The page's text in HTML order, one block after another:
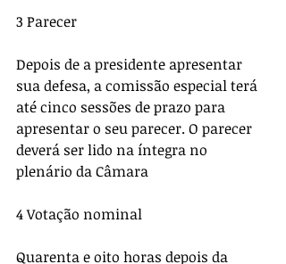
3 Parecer
Depois de a presidente apresentar
sua defesa, a comissão especial terá
até cinco sessões de prazo para
apresentar o seu parecer. O parecer
deverá ser lido na íntegra no
plenário da Câmara
4 Votação nominal
Quarenta e oito horas depois da